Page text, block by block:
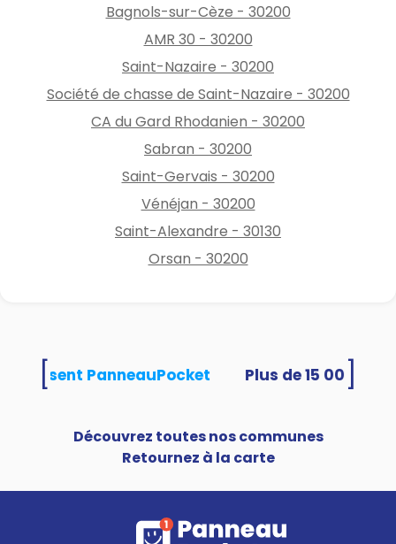
Bagnols-sur-Cèze - 30200
AMR 30 - 30200
Saint-Nazaire - 30200
Société de chasse de Saint-Nazaire - 30200
CA du Gard Rhodanien - 30200
Sabran - 30200
Saint-Gervais - 30200
Vénéjan - 30200
Saint-Alexandre - 30130
Orsan - 30200
utilisent PanneauPocket
Découvrez toutes nos communes
Retournez à la carte